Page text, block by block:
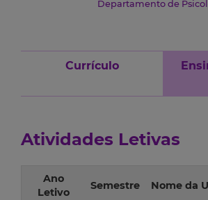
Departamento de
Currículo
Atividades Letivas
Ano
Letivo
Semestre Nome da